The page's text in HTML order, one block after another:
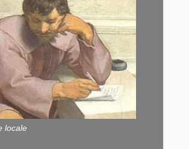
locale